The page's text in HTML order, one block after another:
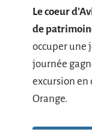
Le coeur
de
occuper une
journée
excursion en
Orange.